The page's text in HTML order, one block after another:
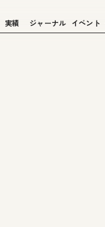
実績 ジャーナル イベント